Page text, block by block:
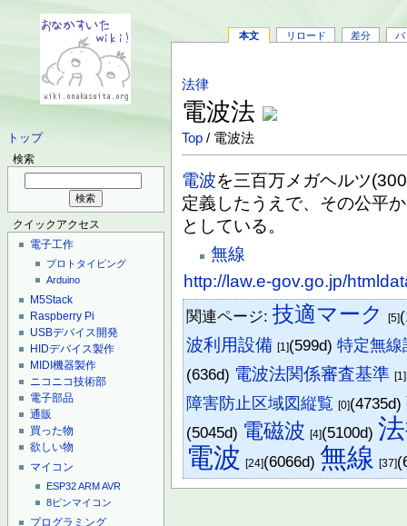
トップ
検索
クイックアクセス
電子工作
プロトタイピング
Arduino
M5Stack
Raspberry Pi
USBデバイス開発
HIDデバイス製作
MIDI機器製作
ニコニコ技術部
電子部品
通販
買った物
欲しい物
マイコン
ESP32ARMAVR
8ピンマイコン
プログラミング
本文 リロード 差分 バ
法律
電波法
Top / 電波法
電波を三百万メガヘルツ
定義したうえで、その公平
としている。
無線
http://law.e-gov.go.jp/
関連ページ:技適マーク [5]
波利用設備 [1](599d)特定無線
(636d) 電波法関係審査基準 [1]
障害防止区域図縦覧 [0](4735d)
(5045d) 電磁波 [4](5100d)
電波 [24](6066d) 無線 [37]